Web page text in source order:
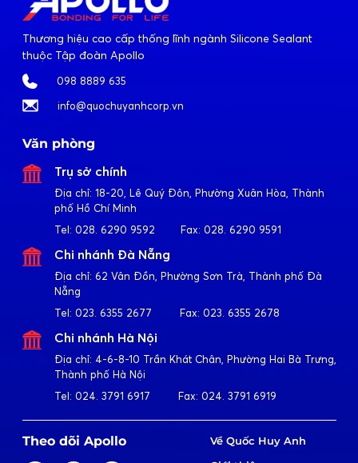
Thương hiệu cao cấp thống lĩnh ngành Silicone Sealant
thuộc Tập đoàn Apollo
098 8889 635
info@quochuyanhcorp.vn
Văn phòng
Trụ sở chính
Địa chỉ: 18-20, Lê Quý Đôn, Phường Xuân Hòa, Thành
phố Hồ Chí Minh
Tel: 028. 6290 9592 Fax: 028. 6290 9591
Chi nhánh Đà Nẵng
Địa chỉ: 62 Vân Đồn, Phường Sơn Trà, Thành phố Đà
Nẵng
Tel: 023. 6355 2677 Fax: 023. 6355 2678
Chi nhánh Hà Nội
Địa chỉ: 4-6-8-10 Trần Khát Chân, Phường Hai Bà Trưng,
Thành phố Hà Nội
Tel: 024. 3791 6917 Fax: 024. 3791 6919
Theo dõi Apollo
Về Quốc Huy Anh